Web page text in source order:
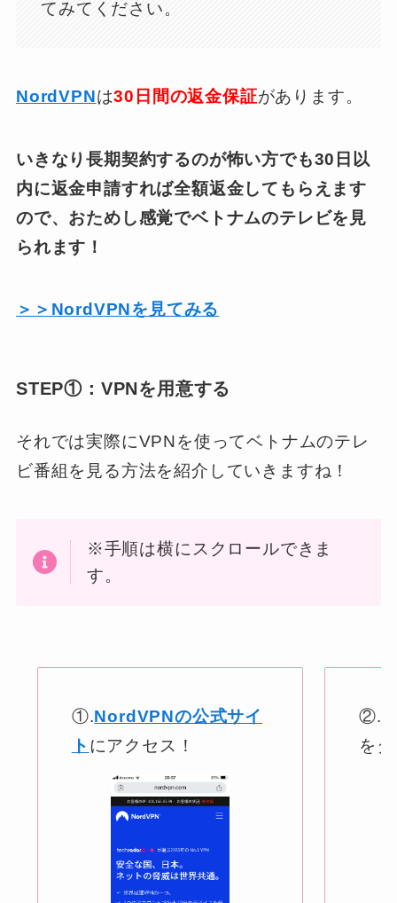
てみてください。
NordVPNは30日間の返金保証があります。
いきなり長期契約するのが怖い方でも30日以
内に返金申請すれば全額返金してもらえます
ので、おためし感覚でベトナムのテレビを見
られます！
＞＞NordVPNを見てみる
STEP①：VPNを用意する
それでは実際にVPNを使ってベトナムのテレ
ビ番組を見る方法を紹介していきますね！
※手順は横にスクロールできま
す。
①.NordVPNの公式サイ
ト にアクセス！
②.「
を